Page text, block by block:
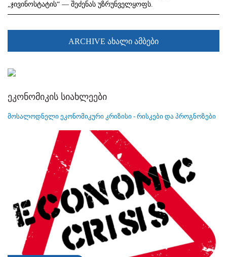
„ჯივინოსტატის“ — შეძენას უზრუნველყოფს.
ARCHIVE ახალი ამბები
ეკონომიკის სიახლეები
მოსალოდნელი ეკონომიკური კრიზისი - რისკები და პროგნოზები